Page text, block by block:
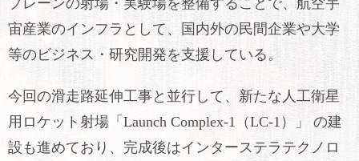
プレーンの射場・実験場を整備することで、航空宇
宙産業のインフラとして、国内外の民間企業や大学
等のビジネス・研究開発を支援している。
今回の滑走路延伸工事と並行して、新たな人工衛星
用ロケット射場「Launch Complex-1（LC-1）」 の建
設も進めており、完成後はインターステラテクノロ